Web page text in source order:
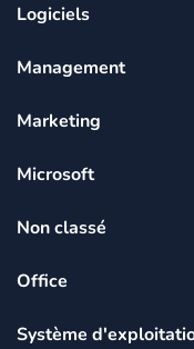
Logiciels
Management
Marketing
Microsoft
Non classé
Office
Système